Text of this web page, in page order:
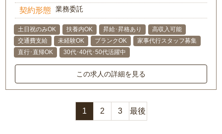
契約形態 業務委託
土日祝のみOK 扶養内OK 昇給･昇格あり
高収入可能
交通費支給
未経験OK ブランクOK
家事代行スタッフ募集
直行･直帰OK
30代･40代･50代活躍中
この求人の詳細を見る
1 2 3 最後